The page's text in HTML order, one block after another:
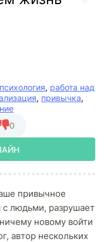
, работа над
, привычка,
0
привычное
людьми, разрушает
новому войти
автор нескольких